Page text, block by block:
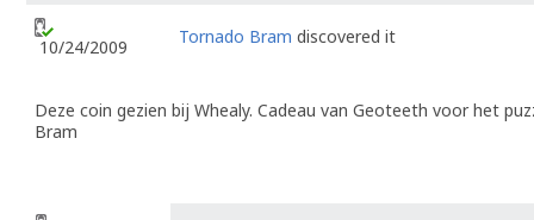
10/24/2009 Tornado Bram discovered it
Deze coin gezien bij Whealy. Cadeau van Geoteeth voor het
Bram